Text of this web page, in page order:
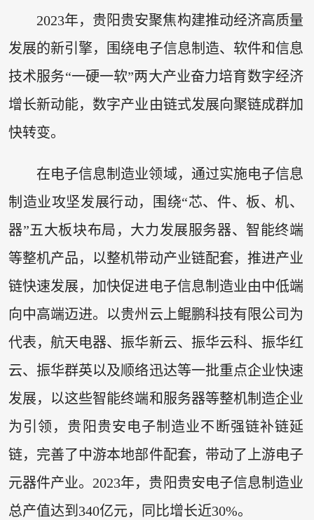
2023年，贵阳贵安聚焦构建推动经济高质量
发展的新引擎，围绕电子信息制造、软件和信息
技术服务“一硬一软”两大产业奋力培育数字经济
增长新动能，数字产业由链式发展向聚链成群加
快转变。
在电子信息制造业领域，通过实施电子信息
制造业攻坚发展行动，围绕“芯、件、板、机、
器”五大板块布局，大力发展服务器、智能终端
等整机产品，以整机带动产业链配套，推进产业
链快速发展，加快促进电子信息制造业由中低端
向中高端迈进。以贵州云上鲲鹏科技有限公司为
代表，航天电器、振华新云、振华云科、振华红
云、振华群英以及顺络迅达等一批重点企业快速
发展，以这些智能终端和服务器等整机制造企业
为引领，贵阳贵安电子制造业不断强链补链延
链，完善了中游本地部件配套，带动了上游电子
元器件产业。2023年，贵阳贵安电子信息制造业
总产值达到340亿元，同比增长近30%。